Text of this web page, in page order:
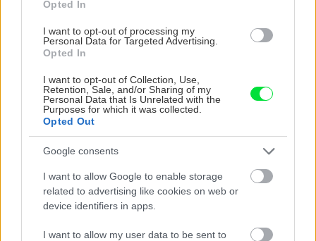
Opted In
I want to opt-out of processing my
Personal Data for Targeted Advertising.
Opted In
I want to opt-out of Collection, Use,
Retention, Sale, and/or Sharing of my
Personal Data that Is Unrelated with the
Purposes for which it was collected.
Opted Out
Google consents
I want to allow Google to enable storage
related to advertising like cookies on web or
device identifiers in apps.
I want to allow my user data to be sent to
+ obsahuje až 85 % recyklovateľných
materiálov
+ automatický spaľovací systém riadený CO
snímačom
+ šetrnosť k životnému prostrediu
– potreba plynovej prípojky, odvodu spalín
a kondenzátu
www.vaillant.sk